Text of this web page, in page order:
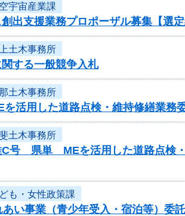
宇宙産業課
出支援業務プロポーザル募集【選定
土木事務所
する一般競争入札
土木事務所
活用した道路点検・維持修繕業務
土木事務所
C号 県単 MEを活用した道路点検
も・女性政策課
い事業（青少年受入・宿泊等）委